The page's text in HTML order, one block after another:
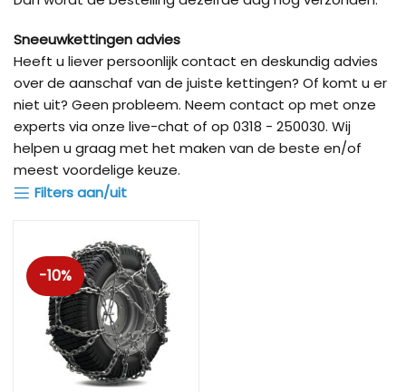
Sneeuwkettingen advies
Heeft u liever persoonlijk contact en deskundig advies
over de aanschaf van de juiste kettingen? Of komt u er
niet uit? Geen probleem. Neem contact op met onze
experts via onze live-chat of op 0318 - 250030. Wij
helpen u graag met het maken van de beste en/of
meest voordelige keuze.
Filters aan/uit
-10%